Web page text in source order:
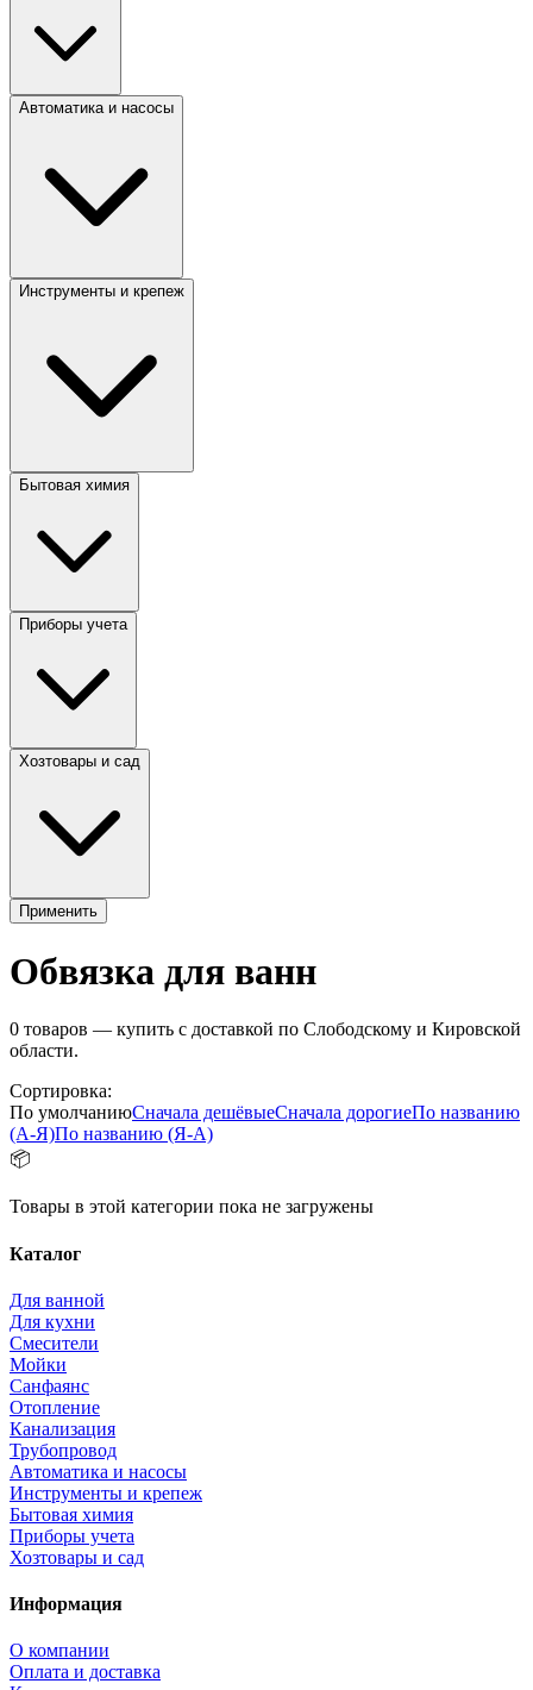
Автоматика и насосы
Инструменты и крепеж
Бытовая химия
Приборы учета
Хозтовары и сад
Применить
Обвязка для ванн
0 товаров — купить с доставкой по Слободскому и Кировской
области.
Сортировка:
По умолчаниюСначала дешёвыеСначала дорогиеПо названию
(А-Я)По названию (Я-А)
📦
Товары в этой категории пока не загружены
Каталог
Для ванной
Для кухни
Смесители
Мойки
Санфаянс
Отопление
Канализация
Трубопровод
Автоматика и насосы
Инструменты и крепеж
Бытовая химия
Приборы учета
Хозтовары и сад
Информация
О компании
Оплата и доставка